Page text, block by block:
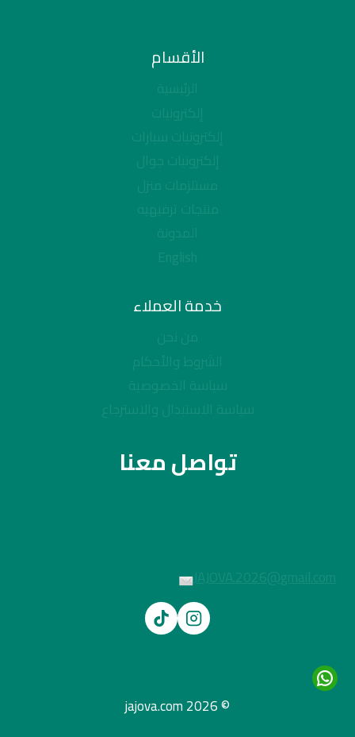
الأقسام
الرئيسية
إلكترونيات
إلكترونيات سيارات
إلكترونيات جوال
مستلزمات منزل
منتجات ترفيهيه
المدونة
English
خدمة العملاء
من نحن
الشروط والأحكام
سياسة الخصوصية
سياسة الاستبدال والاسترجاع
تواصل معنا
JAJOVA.2026@gmail.com
© 2026 jajova.com